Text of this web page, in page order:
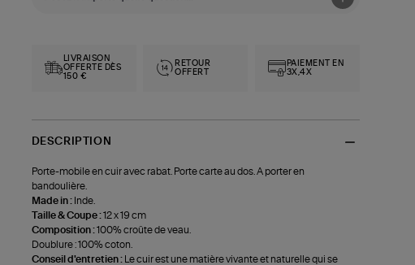
LIVRAISON
OFFERTE DÈS
150 €
RETOUR
OFFERT
PAIEMENT EN
3X,4X
DESCRIPTION
Porte-mobile en cuir avec rabat. Porte carte au dos. A porter en
bandoulière.
Made in : Inde.
Taille & Coupe :12 x 19 cm
Composition :100% croûte de veau.
Doublure : 100% coton.
Conseil d'entretien :
Le cuir est une matière vivante et naturelle qui se